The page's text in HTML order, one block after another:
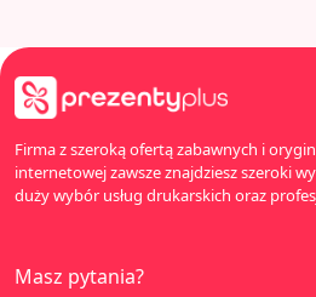
Firma z szeroką ofertą zabawnych i
internetowej zawsze znajdziesz szeroki
duży wybór usług drukarskich oraz
Masz pytania?